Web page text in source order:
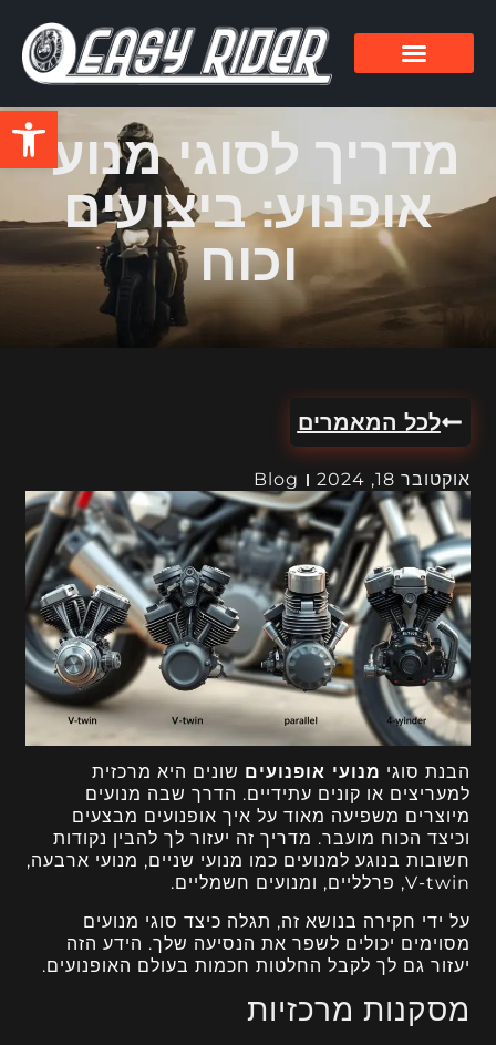
פתחמדריך לסוגי מנועי
אופנוע: ביצועים
וכוח
לכל המאמרים
אוקטובר 18, 2024 Blog
הבנת סוגי מנועי אופנועים שונים היא מרכזית
למעריצים או קונים עתידיים. הדרך שבה מנועים
מיוצרים משפיעה מאוד על איך אופנועים מבצעים
וכיצד הכוח מועבר. מדריך זה יעזור לך להבין נקודות
חשובות בנוגע למנועים כמו מנועי שניים, מנועי ארבעה,
V-twin, פרלליים, ומנועים חשמליים.
על ידי חקירה בנושא זה, תגלה כיצד סוגי מנועים
מסוימים יכולים לשפר את הנסיעה שלך. הידע הזה
יעזור גם לך לקבל החלטות חכמות בעולם האופנועים.
מסקנות מרכזיות